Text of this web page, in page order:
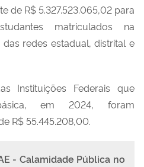
de R$ 5.327.523.065,02 para
matriculados na
redes estadual, distrital e
Instituições Federais que
em 2024, foram
R$ 55.445.208,00.
- Calamidade Pública no